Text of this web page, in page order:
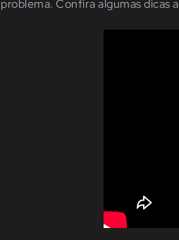
problema. Confira algumas dicas